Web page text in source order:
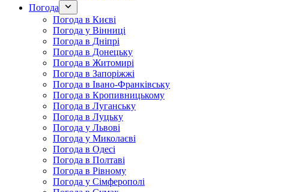
Погода
Погода в Києві
Погода у Вінниці
Погода в Дніпрі
Погода в Донецьку
Погода в Житомирі
Погода в Запоріжжі
Погода в Івано-Франківську
Погода в Кропивницькому
Погода в Луганську
Погода в Луцьку
Погода у Львові
Погода у Миколаєві
Погода в Одесі
Погода в Полтаві
Погода в Рівному
Погода у Сімферополі